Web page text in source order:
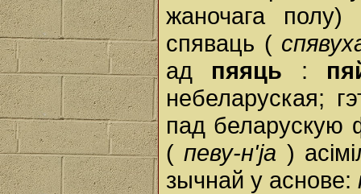
жаночага
спяваць (
ад пяяць :
небеларуская;
пад беларускую
(певу-н'jа )
зычнай у аснове: